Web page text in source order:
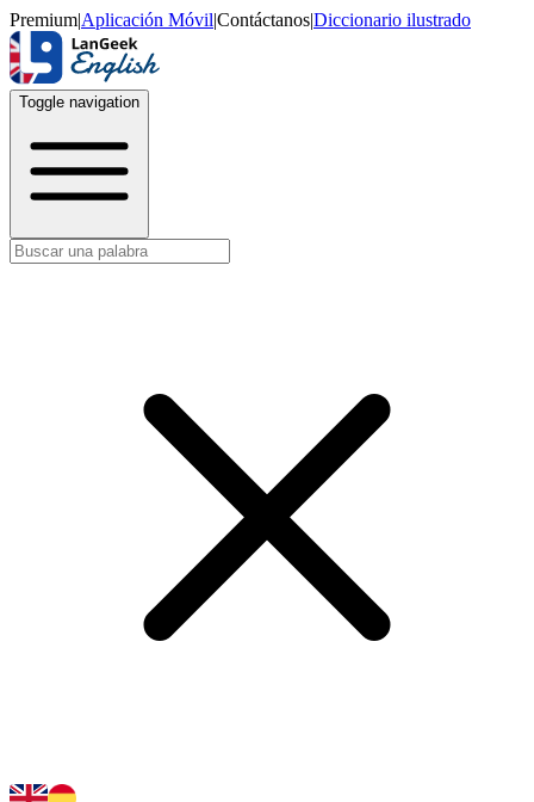
Premium|Aplicación Móvil|Contáctanos|Diccionario ilustrado
Toggle navigation